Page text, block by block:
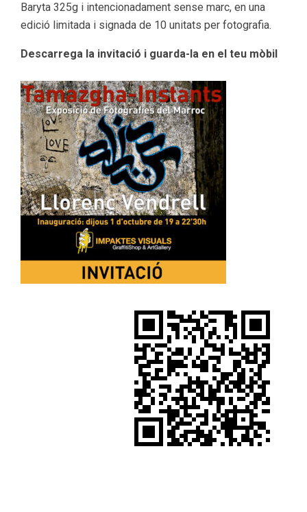
Baryta 325g i intencionadament sense marc, en una
edició limitada i signada de 10 unitats per fotografia.
Descarrega la invitació i guarda-la en el teu mòbil